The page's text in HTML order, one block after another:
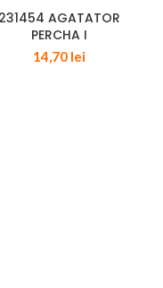
231454 AGATATOR
PERCHA I
14,70 lei